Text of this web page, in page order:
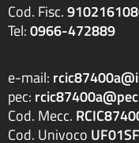
Cod. Fisc.
Tel:0966-472889
e-mail:
pec:
Cod. Mecc.
Cod. Univoco UF01SF